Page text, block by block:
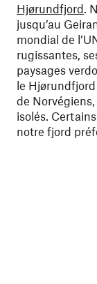
Hjørundfjord.
jusqu’au
mondial de
rugissantes,
paysages
le
de
isolés.
notre fjord